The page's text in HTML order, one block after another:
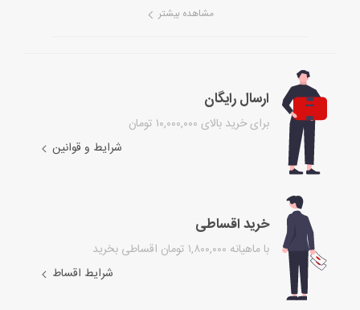
مشاهده بیشتر
ارسال رایگان
برای خرید بالای ۱۰,۰۰۰,۰۰۰ تومان
شرایط و قوانین
خرید اقساطی
با ماهیانه ۱,۸۰۰,۰۰۰ تومان اقساطی بخرید
شرایط اقساط